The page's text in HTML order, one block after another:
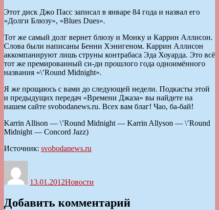
Этот диск Джо Пасс записал в январе 84 года и назвал его
«Долги Блюзу», «Blues Dues».
Тот же самый долг вернет блюзу и Монку и Каррин Аллисон.
Слова были написаны Бенни Хэнигеном. Каррин Аллисон
аккомпанируют лишь струны контрабаса Эда Хоуарда. Это всё
тот же премированный си-ди прошлого года одноимённого
названия «\’Round Midnight».
Я же прощаюсь с вами до следующей недели. Подкасты этой
и предыдущих передач «Времени Джаза» вы найдете на
нашем сайте svobodanews.ru. Всех вам благ! Чао, ба-бай!
Karrin Allison — \’Round Midnight — Karrin Allyson — \’Round
Midnight — Concord Jazz)
Источник: svobodanews.ru
13.01.2012Новости
Добавить комментарий